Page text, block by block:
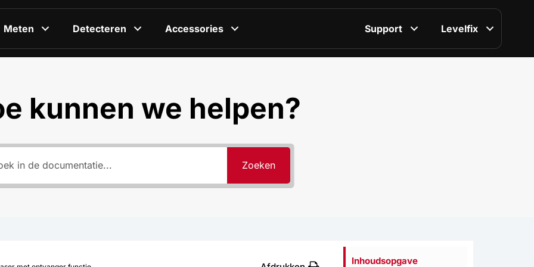
Meten Detecteren Accessories Support Levelfix
kunnen we helpen?
Zoeken
Inhoudsopgave